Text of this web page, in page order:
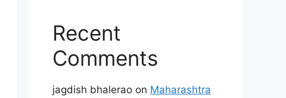
Recent
Comments
jagdish bhalerao on Maharashtra